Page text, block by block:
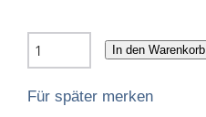
In den Warenkorb
Für später merken